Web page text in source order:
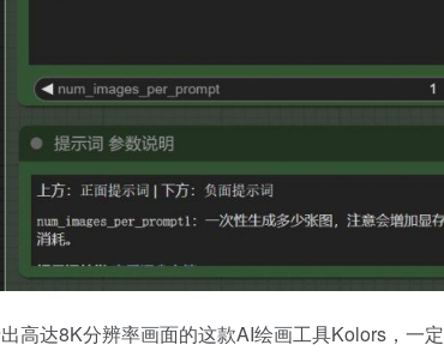
高达8K分辨率画面的这款AI绘画工具Kolors，一